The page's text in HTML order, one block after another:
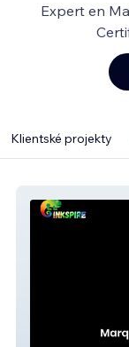
Expert en
Klientské projekty